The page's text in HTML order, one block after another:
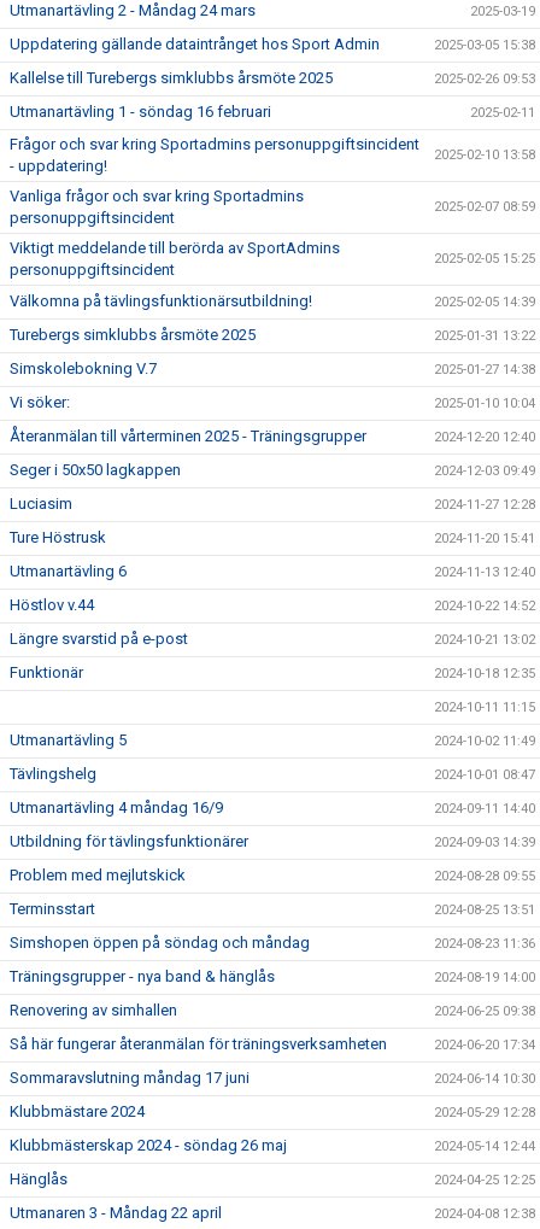
Utmanartävling 2 - Måndag 24 mars 2025-03-19
Uppdatering gällande dataintrånget hos Sport Admin 2025-03-05 15:38
Kallelse till Turebergs simklubbs årsmöte 2025 2025-02-26 09:53
Utmanartävling 1 - söndag 16 februari 2025-02-11
Frågor och svar kring Sportadmins personuppgiftsincident
- uppdatering!
2025-02-10 13:58
Vanliga frågor och svar kring Sportadmins
personuppgiftsincident
2025-02-07 08:59
Viktigt meddelande till berörda av SportAdmins
personuppgiftsincident
2025-02-05 15:25
Välkomna på tävlingsfunktionärsutbildning! 2025-02-05 14:39
Turebergs simklubbs årsmöte 2025 2025-01-31 13:22
Simskolebokning V.7 2025-01-27 14:38
Vi söker: 2025-01-10 10:04
Återanmälan till vårterminen 2025 - Träningsgrupper 2024-12-20 12:40
Seger i 50x50 lagkappen 2024-12-03 09:49
Luciasim 2024-11-27 12:28
Ture Höstrusk 2024-11-20 15:41
Utmanartävling 6 2024-11-13 12:40
Höstlov v.44 2024-10-22 14:52
Längre svarstid på e-post 2024-10-21 13:02
Funktionär 2024-10-18 12:35
2024-10-11 11:15
Utmanartävling 5 2024-10-02 11:49
Tävlingshelg 2024-10-01 08:47
Utmanartävling 4 måndag 16/9 2024-09-11 14:40
Utbildning för tävlingsfunktionärer 2024-09-03 14:39
Problem med mejlutskick 2024-08-28 09:55
Terminsstart 2024-08-25 13:51
Simshopen öppen på söndag och måndag 2024-08-23 11:36
Träningsgrupper - nya band & hänglås 2024-08-19 14:00
Renovering av simhallen 2024-06-25 09:38
Så här fungerar återanmälan för träningsverksamheten 2024-06-20 17:34
Sommaravslutning måndag 17 juni 2024-06-14 10:30
Klubbmästare 2024 2024-05-29 12:28
Klubbmästerskap 2024 - söndag 26 maj 2024-05-14 12:44
Hänglås 2024-04-25 12:25
Utmanaren 3 - Måndag 22 april 2024-04-08 12:38